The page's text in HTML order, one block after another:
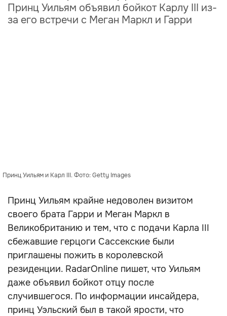
Принц Уильям объявил бойкот Карлу III из-
за его встречи с Меган Маркл и Гарри
Принц Уильям и Карл III. Фото: Getty Images
Принц Уильям крайне недоволен визитом
своего брата Гарри и Меган Маркл в
Великобританию и тем, что с подачи Карла III
сбежавшие герцоги Сассекские были
приглашены пожить в королевской
резиденции. RadarOnline пишет, что Уильям
даже объявил бойкот отцу после
случившегося. По информации инсайдера,
принц Уэльский был в такой ярости, что